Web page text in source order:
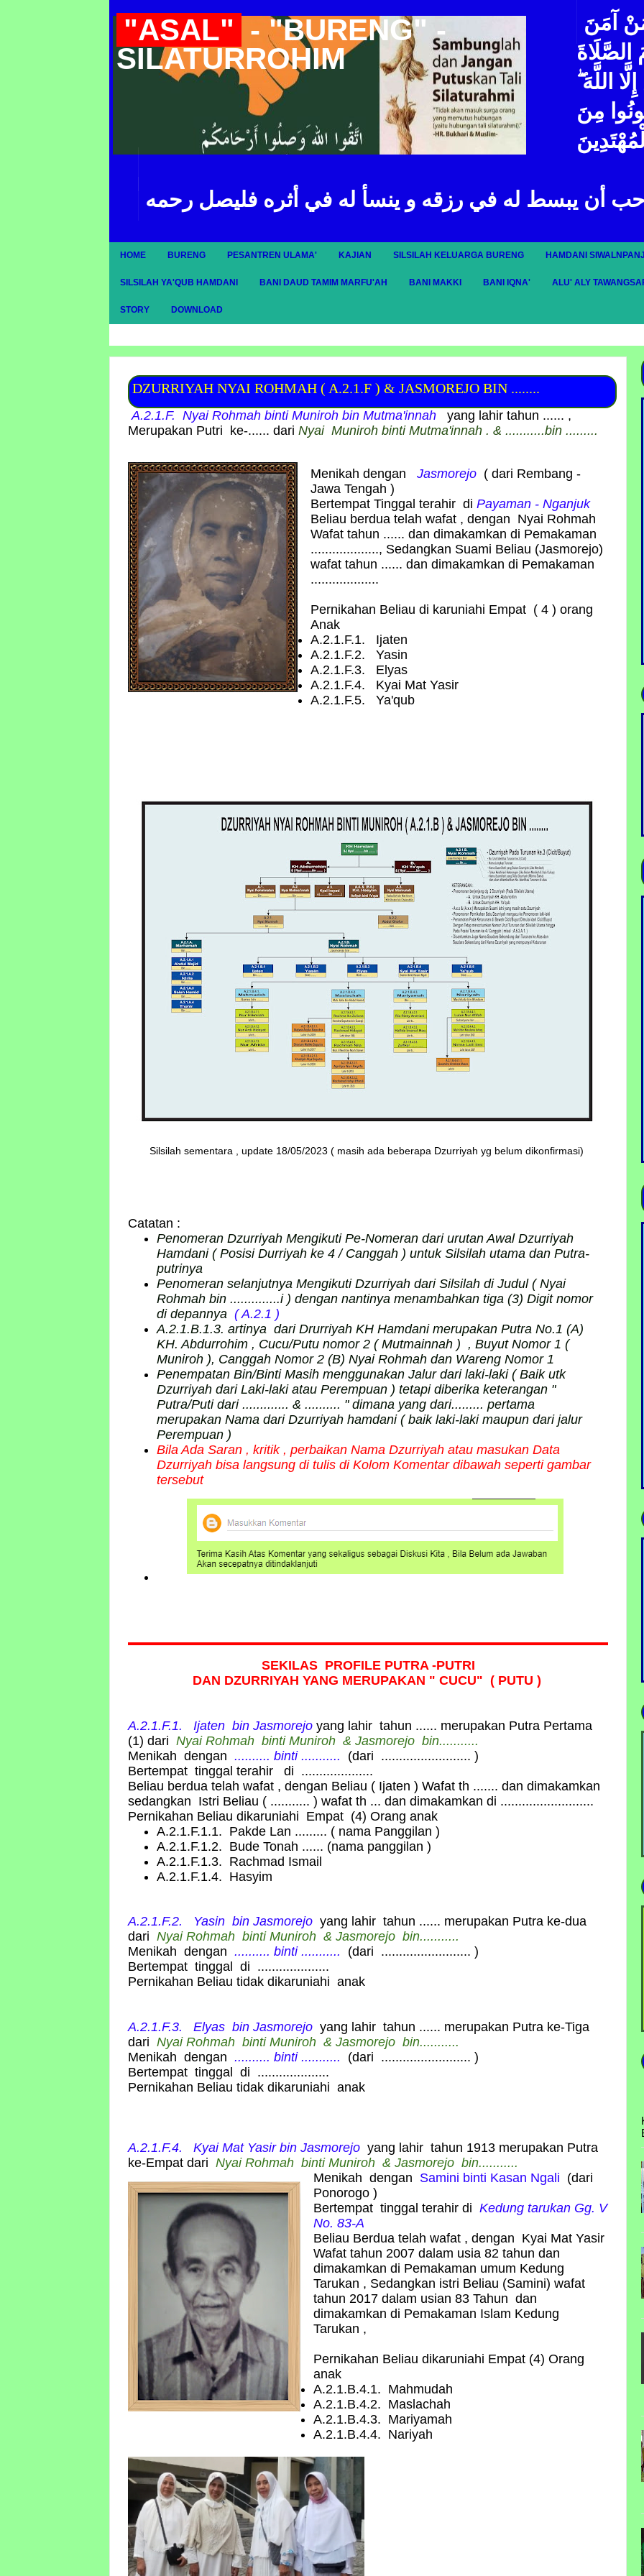
"ASAL" - "BURENG" -
SILATURROHIM
آمَنَ
الصَّلَاةَ
اللَّهَ
مِنَ
أن يبسط له في رزقه و ينسأ له في أثره فليصل رحمه
HOME BURENG PESANTREN ULAMA' KAJIAN SILSILAH KELUARGA BURENG HAMDANI SIWALNPANJI
SILSILAH YA'QUB HAMDANI BANI DAUD TAMIM MARFU'AH BANI MAKKI BANI IQNA' ALU' ALY
STORY DOWNLOAD
DZURRIYAH NYAI ROHMAH ( A.2.1.F ) & JASMOREJO BIN ........
A.2.1.F. Nyai Rohmah binti Muniroh bin Mutma'innah
yang lahir tahun ...... ,
Merupakan Putri ke-...... dari Nyai Muniroh binti Mutma'innah . & ...........bin .........
Menikah dengan Jasmorejo ( dari Rembang -
Jawa Tengah )
Bertempat Tinggal terahir di Payaman - Nganjuk
Beliau berdua telah wafat , dengan Nyai Rohmah
Wafat tahun ...... dan dimakamkan di Pemakaman
..................., Sedangkan Suami Beliau (Jasmorejo)
wafat tahun ...... dan dimakamkan di Pemakaman
...................
Pernikahan Beliau di karuniahi Empat ( 4 ) orang
Anak
A.2.1.F.1. Ijaten
A.2.1.F.2. Yasin
A.2.1.F.3. Elyas
A.2.1.F.4. Kyai Mat Yasir
A.2.1.F.5. Ya'qub
Silsilah sementara , update 18/05/2023 ( masih ada beberapa Dzurriyah yg belum dikonfirmasi)
Catatan :
Penomeran Dzurriyah Mengikuti Pe-Nomeran dari urutan Awal Dzurriyah
Hamdani ( Posisi Durriyah ke 4 / Canggah ) untuk Silsilah utama dan Putra-
putrinya
Penomeran selanjutnya Mengikuti Dzurriyah dari Silsilah di Judul ( Nyai
Rohmah bin ..............i ) dengan nantinya menambahkan tiga (3) Digit nomor
di depannya ( A.2.1 )
A.2.1.B.1.3. artinya dari Drurriyah KH Hamdani merupakan Putra No.1 (A)
KH. Abdurrohim , Cucu/Putu nomor 2 ( Mutmainnah ) , Buyut Nomor 1 (
Muniroh ), Canggah Nomor 2 (B) Nyai Rohmah dan Wareng Nomor 1
Penempatan Bin/Binti Masih menggunakan Jalur dari laki-laki ( Baik utk
Dzurriyah dari Laki-laki atau Perempuan ) tetapi diberika keterangan "
Putra/Puti dari ............. & .......... " dimana yang dari......... pertama
merupakan Nama dari Dzurriyah hamdani ( baik laki-laki maupun dari jalur
Perempuan )
Bila Ada Saran , kritik , perbaikan Nama Dzurriyah atau masukan Data
Dzurriyah bisa langsung di tulis di Kolom Komentar dibawah seperti gambar
tersebut
SEKILAS PROFILE PUTRA -PUTRI
DAN DZURRIYAH YANG MERUPAKAN " CUCU" ( PUTU )
A.2.1.F.1. Ijaten bin Jasmorejo yang lahir tahun ...... merupakan Putra Pertama
(1) dari Nyai Rohmah binti Muniroh & Jasmorejo bin...........
Menikah dengan .......... binti ...........
(dari ......................... )
Bertempat tinggal terahir di ....................
Beliau berdua telah wafat , dengan Beliau ( Ijaten ) Wafat th ....... dan dimakamkan
sedangkan Istri Beliau ( ........... ) wafat th ... dan dimakamkan di ..........................
Pernikahan Beliau dikaruniahi Empat (4) Orang anak
A.2.1.F.1.1. Pakde Lan ......... ( nama Panggilan )
A.2.1.F.1.2. Bude Tonah ...... (nama panggilan )
A.2.1.F.1.3. Rachmad Ismail
A.2.1.F.1.4. Hasyim
A.2.1.F.2. Yasin bin Jasmorejo yang lahir tahun ...... merupakan Putra ke-dua
dari Nyai Rohmah binti Muniroh & Jasmorejo bin...........
Menikah dengan .......... binti ...........
(dari ......................... )
Bertempat tinggal di ....................
Pernikahan Beliau tidak dikaruniahi anak
A.2.1.F.3. Elyas bin Jasmorejo yang lahir tahun ...... merupakan Putra ke-Tiga
dari Nyai Rohmah binti Muniroh & Jasmorejo bin...........
Menikah dengan .......... binti ...........
(dari ......................... )
Bertempat tinggal di ....................
Pernikahan Beliau tidak dikaruniahi anak
A.2.1.F.4. Kyai Mat Yasirbin Jasmorejo yang lahir tahun 1913 merupakan Putra
ke-Empat dari Nyai Rohmah binti Muniroh & Jasmorejo bin...........
Menikah dengan Samini binti Kasan Ngali (dari
Ponorogo )
Bertempat tinggal terahir di Kedung tarukan Gg. V
No. 83-A
Beliau Berdua telah wafat , dengan Kyai Mat Yasir
Wafat tahun 2007 dalam usia 82 tahun dan
dimakamkan di Pemakaman umum Kedung
Tarukan , Sedangkan istri Beliau (Samini) wafat
tahun 2017 dalam usian 83 Tahun dan
dimakamkan di Pemakaman Islam Kedung
Tarukan ,
Pernikahan Beliau dikaruniahi Empat (4) Orang
anak
A.2.1.B.4.1. Mahmudah
A.2.1.B.4.2. Maslachah
A.2.1.B.4.3. Mariyamah
A.2.1.B.4.4. Nariyah